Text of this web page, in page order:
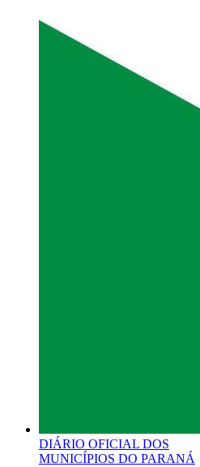
DIÁRIO OFICIAL DOS
MUNICÍPIOS DO PARANÁ